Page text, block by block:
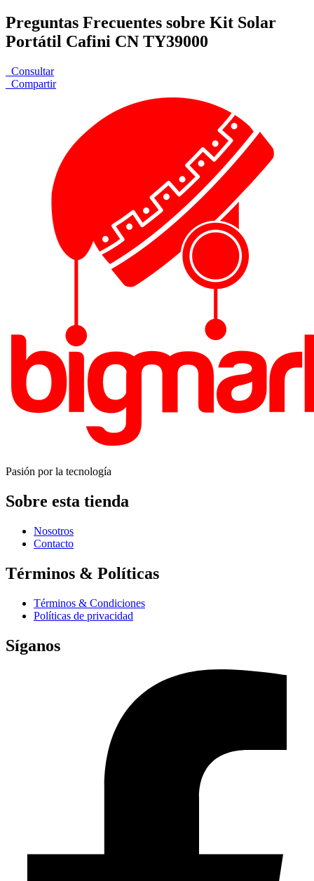
Preguntas Frecuentes sobre Kit Solar
Portátil Cafini CN TY39000
Consultar
Compartir
Pasión por la tecnología
Sobre esta tienda
Nosotros
Contacto
Términos & Políticas
Términos & Condiciones
Políticas de privacidad
Síganos